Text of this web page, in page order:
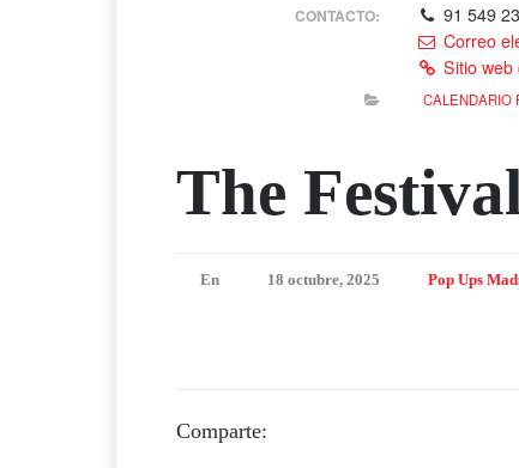
CONTACTO:
91 549
Correo
Sitio web
CALENDARIO
The
En 18 octubre, 2025 Pop Ups
Comparte: